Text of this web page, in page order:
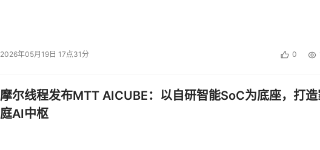
2026年05月19日 17点31分 0
摩尔线程发布MTT AICUBE：以自研智能SoC为底座，打
庭AI中枢